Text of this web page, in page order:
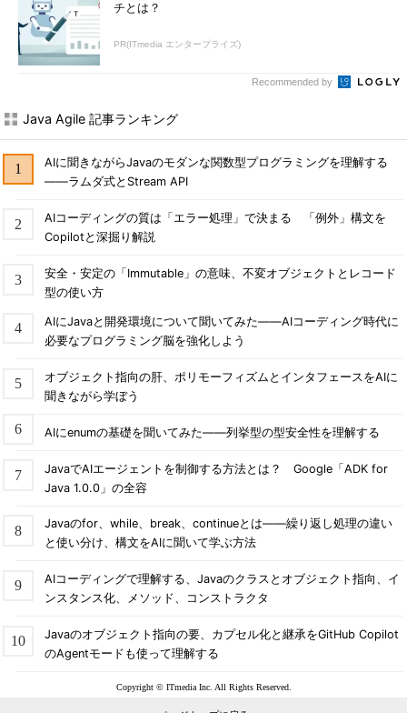
チとは？
PR(ITmedia エンタープライズ)
Recommended by
Java Agile 記事ランキング
AIに聞きながらJavaのモダンな関数型プログラミングを理解する
――ラムダ式とStream API
AIコーディングの質は「エラー処理」で決まる 「例外」構文を
Copilotと深掘り解説
安全・安定の「Immutable」の意味、不変オブジェクトとレコード
型の使い方
AIにJavaと開発環境について聞いてみた――AIコーディング時代に
必要なプログラミング脳を強化しよう
オブジェクト指向の肝、ポリモーフィズムとインタフェースをAIに
聞きながら学ぼう
AIにenumの基礎を聞いてみた――列挙型の型安全性を理解する
JavaでAIエージェントを制御する方法とは？ Google「ADK for
Java 1.0.0」の全容
Javaのfor、while、break、continueとは――繰り返し処理の違い
と使い分け、構文をAIに聞いて学ぶ方法
AIコーディングで理解する、Javaのクラスとオブジェクト指向、イ
ンスタンス化、メソッド、コンストラクタ
Javaのオブジェクト指向の要、カプセル化と継承をGitHub Copilot
のAgentモードも使って理解する
Copyright © ITmedia Inc. All Rights Reserved.